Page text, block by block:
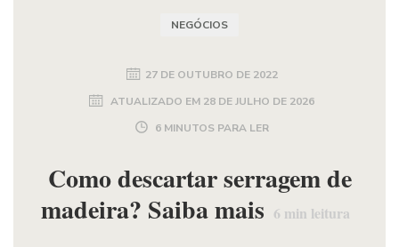
NEGÓCIOS
27 DE OUTUBRO DE 2022
ATUALIZADO EM 28 DE JULHO DE 2026
6 MINUTOS PARA LER
Como descartar serragem de
madeira? Saiba mais 6 min leitura